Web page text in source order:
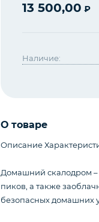
13 500,00 ₽
Наличие:
О товаре
Описание
Домашний скалодром –
пиков, а также
безопасных домашних